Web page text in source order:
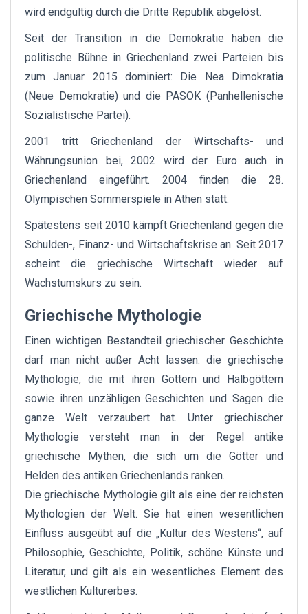
wird endgültig durch die Dritte Republik abgelöst.
Seit der Transition in die Demokratie haben die
politische Bühne in Griechenland zwei Parteien bis
zum Januar 2015 dominiert: Die Nea Dimokratia
(Neue Demokratie) und die PASOK (Panhellenische
Sozialistische Partei).
2001 tritt Griechenland der Wirtschafts- und
Währungsunion bei, 2002 wird der Euro auch in
Griechenland eingeführt. 2004 finden die 28.
Olympischen Sommerspiele in Athen statt.
Spätestens seit 2010 kämpft Griechenland gegen die
Schulden-, Finanz- und Wirtschaftskrise an. Seit 2017
scheint die griechische Wirtschaft wieder auf
Wachstumskurs zu sein.
Griechische Mythologie
Einen wichtigen Bestandteil griechischer Geschichte
darf man nicht außer Acht lassen: die griechische
Mythologie, die mit ihren Göttern und Halbgöttern
sowie ihren unzähligen Geschichten und Sagen die
ganze Welt verzaubert hat. Unter griechischer
Mythologie versteht man in der Regel antike
griechische Mythen, die sich um die Götter und
Helden des antiken Griechenlands ranken.
Die griechische Mythologie gilt als eine der reichsten
Mythologien der Welt. Sie hat einen wesentlichen
Einfluss ausgeübt auf die „Kultur des Westens“, auf
Philosophie, Geschichte, Politik, schöne Künste und
Literatur, und gilt als ein wesentliches Element des
westlichen Kulturerbes.